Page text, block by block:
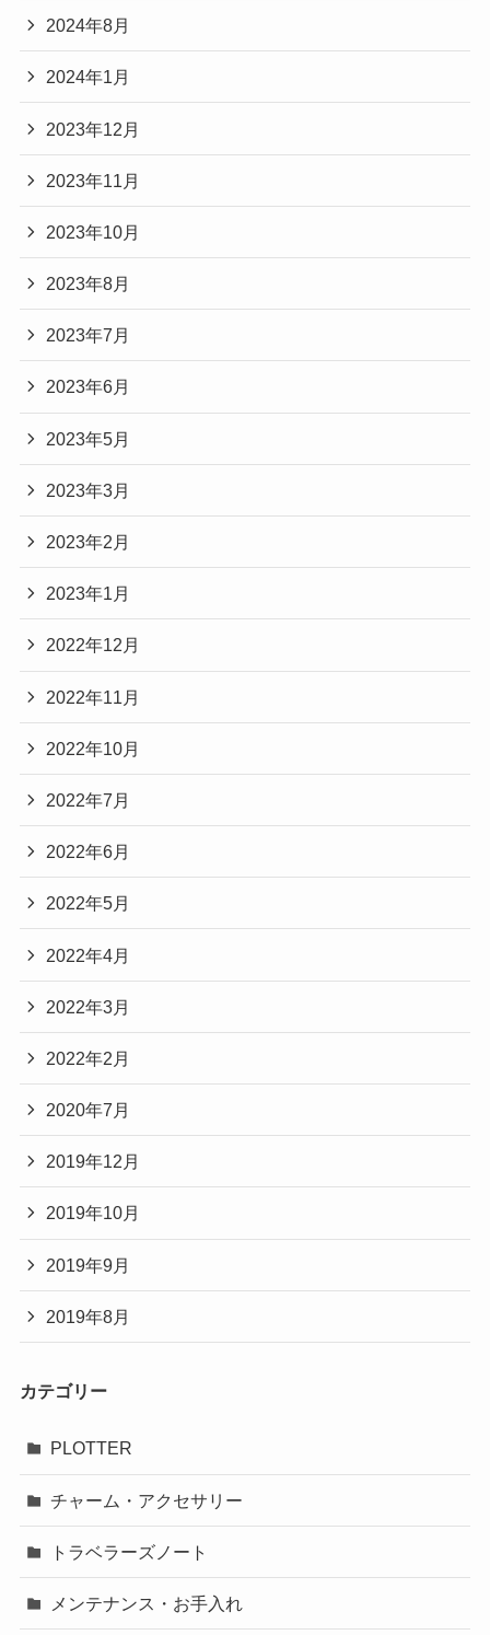
2024年8月
2024年1月
2023年12月
2023年11月
2023年10月
2023年8月
2023年7月
2023年6月
2023年5月
2023年3月
2023年2月
2023年1月
2022年12月
2022年11月
2022年10月
2022年7月
2022年6月
2022年5月
2022年4月
2022年3月
2022年2月
2020年7月
2019年12月
2019年10月
2019年9月
2019年8月
カテゴリー
PLOTTER
チャーム・アクセサリー
トラベラーズノート
メンテナンス・お手入れ